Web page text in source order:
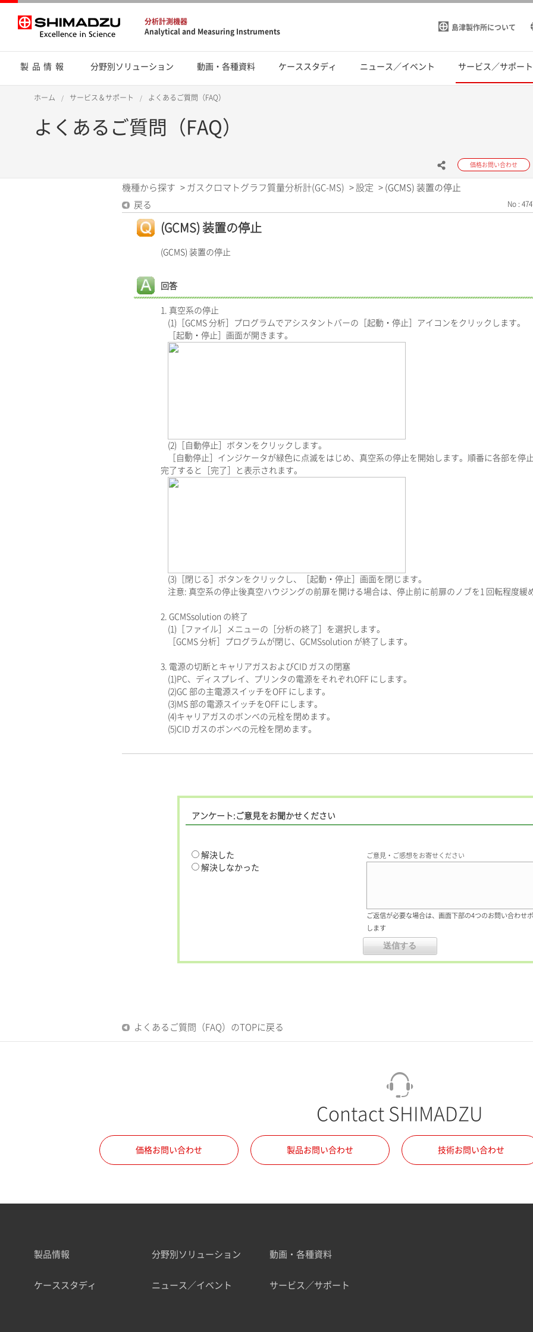
分析計測機器
Analytical and Measuring Instruments
島津製作所について
製品情報 分野別ソリューション 動画・各種資料 ケーススタディ ニュース／イベント サービス／サポート
ホーム サービス＆サポート よくあるご質問（FAQ）
よくあるご質問（FAQ）
価格お問い合わせ
機種から探す > ガスクロマトグラフ質量分析計(GC-MS) > 設定 > (GCMS) 装置の停止
戻る
No :
(GCMS) 装置の停止
(GCMS) 装置の停止
回答
1. 真空系の停止
(1)［GCMS 分析］プログラムでアシスタントバーの［起動・停止］アイコンをクリックします。
［起動・停止］画面が開きます。
(2)［自動停止］ボタンをクリックします。
［自動停止］インジケータが緑色に点滅をはじめ、真空系の停止を開始します。順番に各部を停
完了すると［完了］と表示されます。
(3)［閉じる］ボタンをクリックし、［起動・停止］画面を閉じます。
注意: 真空系の停止後真空ハウジングの前扉を開ける場合は、停止前に前扉のノブを1 回転程度緩
2. GCMSsolution の終了
(1)［ファイル］メニューの［分析の終了］を選択します。
［GCMS 分析］プログラムが閉じ、GCMSsolution が終了します。
3. 電源の切断とキャリアガスおよびCID ガスの閉塞
(1)PC、ディスプレイ、プリンタの電源をそれぞれOFF にします。
(2)GC 部の主電源スイッチをOFF にします。
(3)MS 部の電源スイッチをOFF にします。
(4)キャリアガスのボンベの元栓を閉めます。
(5)CID ガスのボンベの元栓を閉めます。
アンケート:ご意見をお聞かせください
解決した
解決しなかった
ご意見・ご感想をお寄せください
ご返信が必要な場合は、画面下部の4つのお問い合わせ
します
よくあるご質問（FAQ）のTOPに戻る
Contact SHIMADZU
価格お問い合わせ 製品お問い合わせ 技術お問い合わせ
製品情報 分野別ソリューション 動画・各種資料
ケーススタディ ニュース／イベント サービス／サポート